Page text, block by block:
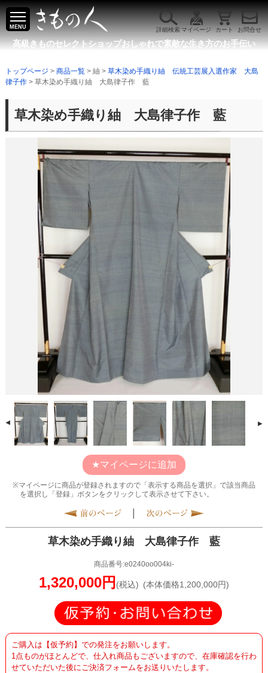
MENU
高級きものセレクトショップおしゃれで素敵な生き方のお手伝い
詳細検索マイページ カート お問合せ
トップページ > 商品一覧> 紬 > 草木染め手織り紬 伝統工芸展入選作家 大島
律子作> 草木染め手織り紬 大島律子作 藍
草木染め手織り紬 大島律子作 藍
マイページに追加
マイページに商品が登録されますので「表示する商品を選択」で該当商品
を選択し「登録」ボタンをクリックして表示させて下さい。
|
草木染め手織り紬 大島律子作 藍
商品番号:e0240oo004ki-
1,320,000円 (税込) (本体価格1,200,000円)
ご購入は【仮予約】での発注をお願いします。
1点ものがほとんどで、仕入れ商品もございますので、在庫確認を行わ
せていただいた後にご決済フォームをお送りいたします。